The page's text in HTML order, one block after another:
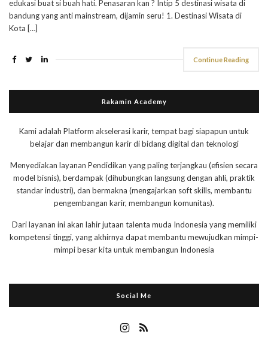
edukasi buat si buah hati. Penasaran kan ? Intip 5 destinasi wisata di
bandung yang anti mainstream, dijamin seru! 1. Destinasi Wisata di
Kota […]
Continue Reading
Rakamin Academy
Kami adalah Platform akselerasi karir, tempat bagi siapapun untuk
belajar dan membangun karir di bidang digital dan teknologi
Menyediakan layanan Pendidikan yang paling terjangkau (efisien secara
model bisnis), berdampak (dihubungkan langsung dengan ahli, praktik
standar industri), dan bermakna (mengajarkan soft skills, membantu
pengembangan karir, membangun komunitas).
Dari layanan ini akan lahir jutaan talenta muda Indonesia yang memiliki
kompetensi tinggi, yang akhirnya dapat membantu mewujudkan mimpi-
mimpi besar kita untuk membangun Indonesia
Social Me